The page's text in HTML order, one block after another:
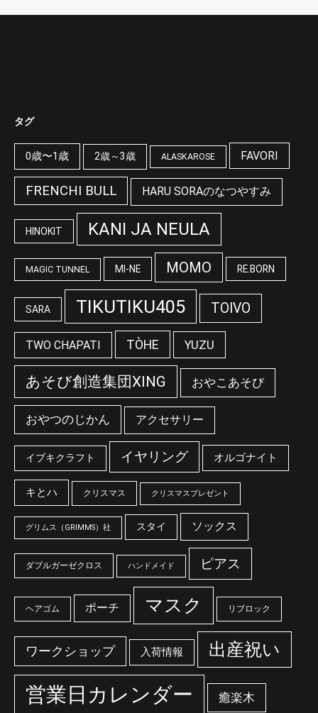
タグ
0歳〜1歳 2歳～3歳 ALASKAROSE FAVORI
FRENCHI BULL HARU SORAのなつやすみ
HINOKIT KANI JA NEULA
MAGIC TUNNEL MI-NE MOMO RE.BORN
SARA TIKUTIKU405 TOIVO
TWO CHAPATI TÒHE YUZU
あそび創造集団XING おやこあそび
おやつのじかん アクセサリー
イブキクラフト イヤリング オルゴナイト
キとハ クリスマス クリスマスプレゼント
グリムス（GRIMMS）社 スタイ ソックス
ダブルガーゼクロス ハンドメイド ピアス
ヘアゴム ポーチ マスク リブロック
ワークショップ 入荷情報 出産祝い
営業日カレンダー 癒楽木